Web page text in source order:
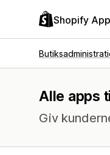
Shopify
Alle apps
Giv